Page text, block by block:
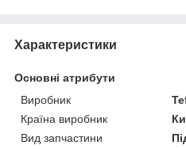
Характеристики
Основні атрибути
Виробник
Країна виробник
Вид запчастини